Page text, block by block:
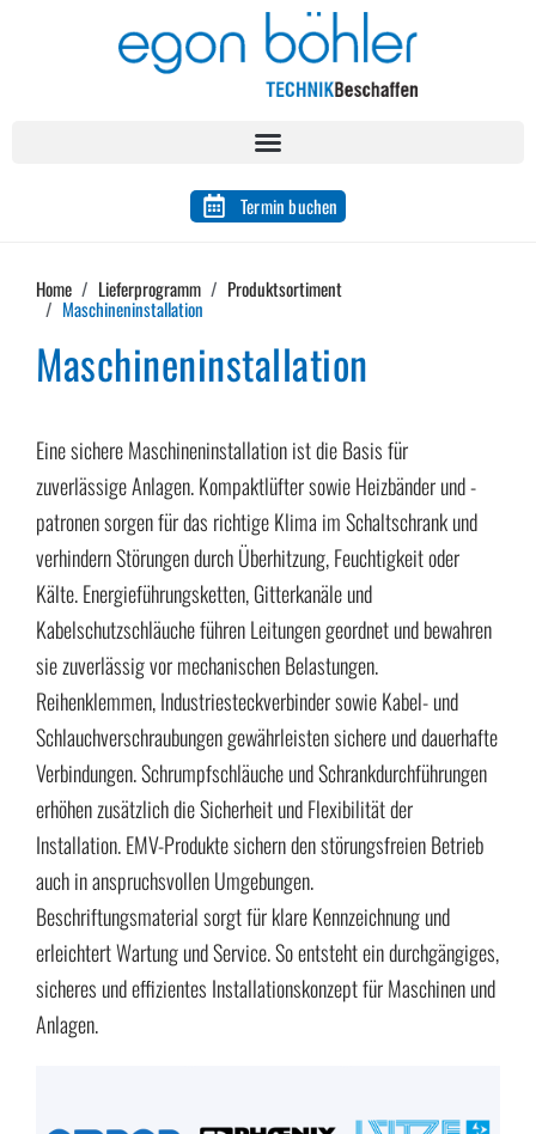
Termin buchen
Home Lieferprogramm Produktsortiment
Maschineninstallation
Maschineninstallation
Eine sichere Maschineninstallation ist die Basis für
zuverlässige Anlagen. Kompaktlüfter sowie Heizbänder und -
patronen sorgen für das richtige Klima im Schaltschrank und
verhindern Störungen durch Überhitzung, Feuchtigkeit oder
Kälte. Energieführungsketten, Gitterkanäle und
Kabelschutzschläuche führen Leitungen geordnet und bewahren
sie zuverlässig vor mechanischen Belastungen.
Reihenklemmen, Industriesteckverbinder sowie Kabel- und
Schlauchverschraubungen gewährleisten sichere und dauerhafte
Verbindungen. Schrumpfschläuche und Schrankdurchführungen
erhöhen zusätzlich die Sicherheit und Flexibilität der
Installation. EMV-Produkte sichern den störungsfreien Betrieb
auch in anspruchsvollen Umgebungen.
Beschriftungsmaterial sorgt für klare Kennzeichnung und
erleichtert Wartung und Service. So entsteht ein durchgängiges,
sicheres und effizientes Installationskonzept für Maschinen und
Anlagen.